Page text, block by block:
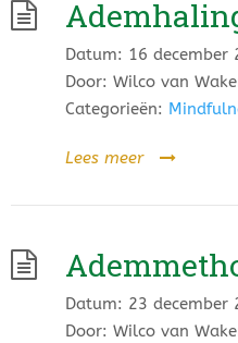
Datum: 16 december
Door: Wilco van
Categorieën:
Lees meer
Datum: 23 december
Door: Wilco van